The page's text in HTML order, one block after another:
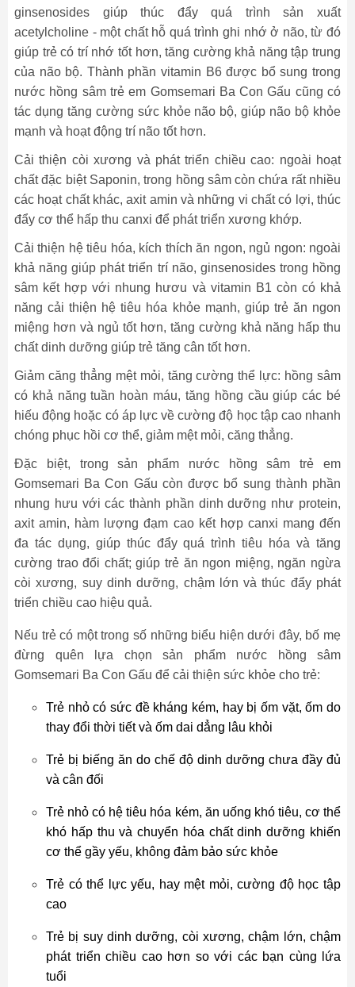
ginsenosides giúp thúc đẩy quá trình sản xuất
acetylcholine - một chất hỗ quá trình ghi nhớ ở não, từ đó
giúp trẻ có trí nhớ tốt hơn, tăng cường khả năng tập trung
của não bộ. Thành phần vitamin B6 được bổ sung trong
nước hồng sâm trẻ em Gomsemari Ba Con Gấu cũng có
tác dụng tăng cường sức khỏe não bộ, giúp não bộ khỏe
mạnh và hoạt động trí não tốt hơn.
Cải thiện còi xương và phát triển chiều cao: ngoài hoạt
chất đặc biệt Saponin, trong hồng sâm còn chứa rất nhiều
các hoạt chất khác, axit amin và những vi chất có lợi, thúc
đẩy cơ thể hấp thu canxi để phát triển xương khớp.
Cải thiện hệ tiêu hóa, kích thích ăn ngon, ngủ ngon: ngoài
khả năng giúp phát triển trí não, ginsenosides trong hồng
sâm kết hợp với nhung hươu và vitamin B1 còn có khả
năng cải thiện hệ tiêu hóa khỏe mạnh, giúp trẻ ăn ngon
miệng hơn và ngủ tốt hơn, tăng cường khả năng hấp thu
chất dinh dưỡng giúp trẻ tăng cân tốt hơn.
Giảm căng thẳng mệt mỏi, tăng cường thể lực: hồng sâm
có khả năng tuần hoàn máu, tăng hồng cầu giúp các bé
hiếu động hoặc có áp lực về cường độ học tập cao nhanh
chóng phục hồi cơ thể, giảm mệt mỏi, căng thẳng.
Đặc biệt, trong sản phẩm nước hồng sâm trẻ em
Gomsemari Ba Con Gấu còn được bổ sung thành phần
nhung hưu với các thành phần dinh dưỡng như protein,
axit amin, hàm lượng đạm cao kết hợp canxi mang đến
đa tác dụng, giúp thúc đẩy quá trình tiêu hóa và tăng
cường trao đổi chất; giúp trẻ ăn ngon miệng, ngăn ngừa
còi xương, suy dinh dưỡng, chậm lớn và thúc đẩy phát
triển chiều cao hiệu quả.
Nếu trẻ có một trong số những biểu hiện dưới đây, bố mẹ
đừng quên lựa chọn sản phẩm nước hồng sâm
Gomsemari Ba Con Gấu để cải thiện sức khỏe cho trẻ:
Trẻ nhỏ có sức đề kháng kém, hay bị ốm vặt, ốm do
thay đổi thời tiết và ốm dai dẳng lâu khỏi
Trẻ bị biếng ăn do chế độ dinh dưỡng chưa đầy đủ
và cân đối
Trẻ nhỏ có hệ tiêu hóa kém, ăn uống khó tiêu, cơ thể
khó hấp thu và chuyển hóa chất dinh dưỡng khiến
cơ thể gầy yếu, không đảm bảo sức khỏe
Trẻ có thể lực yếu, hay mệt mỏi, cường độ học tập
cao
Trẻ bị suy dinh dưỡng, còi xương, chậm lớn, chậm
phát triển chiều cao hơn so với các bạn cùng lứa
tuổi